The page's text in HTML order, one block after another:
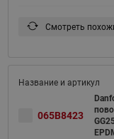
Смотреть
065B8423